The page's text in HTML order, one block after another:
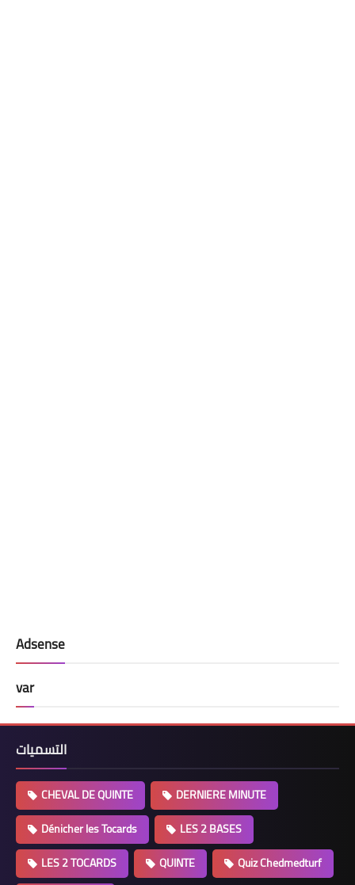
Adsense
var
التسميات
CHEVAL DE QUINTE
DERNIERE MINUTE
Dénicher les Tocards
LES 2 BASES
LES 2 TOCARDS
QUINTE
Quiz Chedmedturf